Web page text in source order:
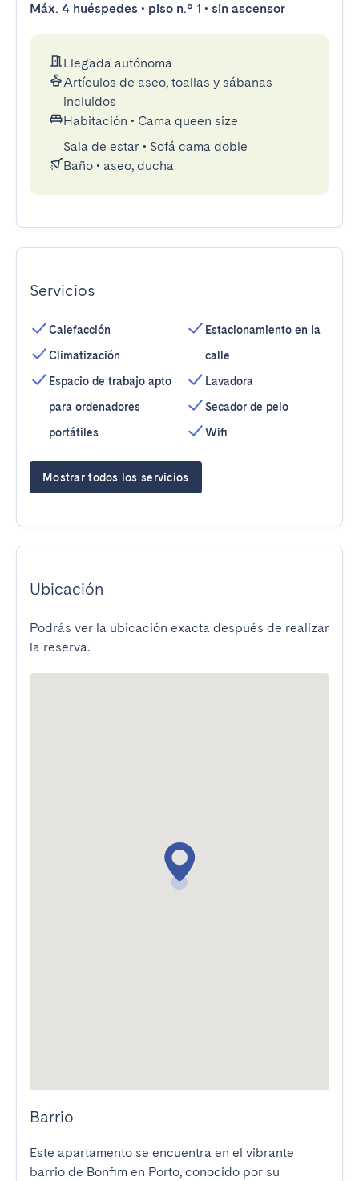
Máx. 4 huéspedes • piso n.º 1 • sin ascensor
Llegada autónoma
Artículos de aseo, toallas y sábanas
incluidos
Habitación • Cama queen size
Sala de estar • Sofá cama doble
Baño • aseo, ducha
Servicios
Calefacción
Climatización
Espacio de trabajo apto
para ordenadores
portátiles
Estacionamiento en la
calle
Lavadora
Secador de pelo
Wifi
Mostrar todos los servicios
Ubicación
Podrás ver la ubicación exacta después de realizar
la reserva.
Barrio
Este apartamento se encuentra en el vibrante
barrio de Bonfim en Porto, conocido por su